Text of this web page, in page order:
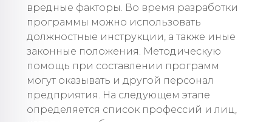
вредные факторы. Во время разработки
программы можно использовать
должностные инструкции, а также иные
законные положения. Методическую
помощь при составлении программ
могут оказывать и другой персонал
предприятия. На следующем этапе
определяется список профессий и лиц,